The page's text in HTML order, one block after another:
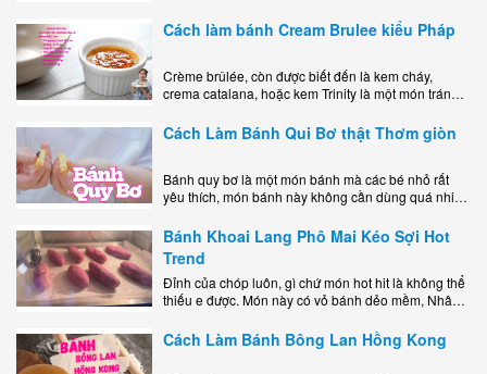
kem..
Cách làm bánh Cream Brulee kiểu Pháp
Crème brûlée, còn được biết đến là kem cháy,
crema catalana, hoặc kem Trinity là một món tráng
lớp..
Cách Làm Bánh Qui Bơ thật Thơm giòn
Bánh quy bơ là một món bánh mà các bé nhỏ rất
yêu thích, món bánh này không cần dùng quá nhiều
Bánh Khoai Lang Phô Mai Kéo Sợi Hot
Trend
Đỉnh của chóp luôn, gì chứ món hot hit là không thể
thiếu e được. Món này có vỏ bánh dẻo mềm, Nhân
Cách Làm Bánh Bông Lan Hồng Kong